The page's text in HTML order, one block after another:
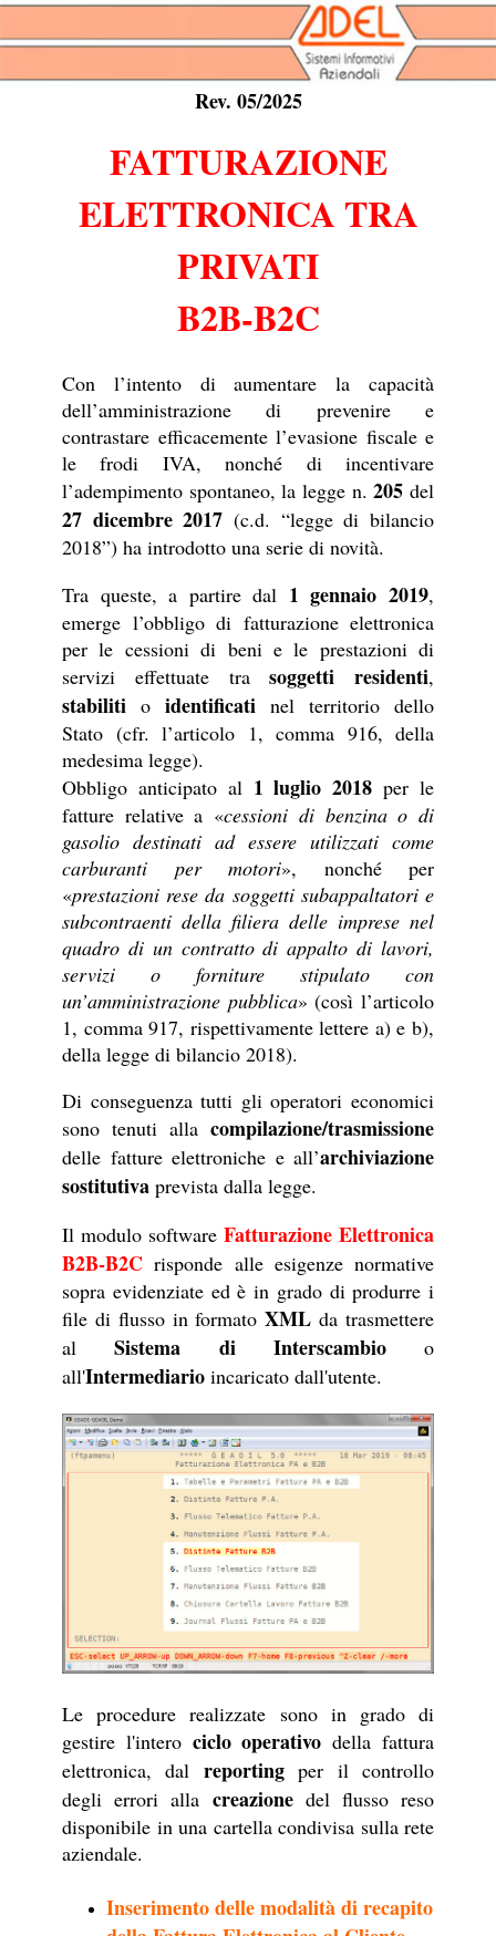
Rev. 05/2025
FATTURAZIONE
ELETTRONICA TRA
PRIVATI
B2B-B2C
Con l’intento di aumentare la capacità
dell’amministrazione di prevenire e
contrastare efficacemente l’evasione fiscale e
le frodi IVA, nonché di incentivare
l’adempimento spontaneo, la legge n.205 del
27 dicembre 2017 (c.d. “legge di bilancio
2018”) ha introdotto una serie di novità.
Tra queste, a partire dal 1 gennaio 2019,
emerge l’obbligo di fatturazione elettronica
per le cessioni di beni e le prestazioni di
servizi effettuate trasoggetti residenti,
stabiliti o identificati nel territorio dello
Stato (cfr. l’articolo 1, comma 916, della
medesima legge).
Obbligo anticipato al 1 luglio 2018per le
fatture relative a «cessioni di benzina o di
gasolio destinati ad essere utilizzati come
carburanti per motori», nonché per
«prestazioni rese da soggetti subappaltatori e
subcontraenti della filiera delle imprese nel
quadro di un contratto di appalto di lavori,
servizi o forniture stipulato con
un’amministrazione pubblica» (così l’articolo
1, comma 917, rispettivamente lettere a) e b),
della legge di bilancio 2018).
Di conseguenza tutti gli operatori economici
sono tenuti alla compilazione/trasmissione
delle fatture elettroniche e all’archiviazione
sostitutiva prevista dalla legge.
Il modulo software Fatturazione Elettronica
B2B-B2Crisponde alle esigenze normative
sopra evidenziate ed è in grado di produrre i
file di flusso in formatoXML da trasmettere
alSistema di Interscambioo
all'Intermediario incaricato dall'utente.
Le procedure realizzate sono in grado di
gestire l'intero ciclo operativo della fattura
elettronica, dal reportingper il controllo
degli errori alla creazionedel flusso reso
disponibile in una cartella condivisa sulla rete
aziendale.
Inserimento delle modalità di recapito
della Fattura Elettronica al Cliente